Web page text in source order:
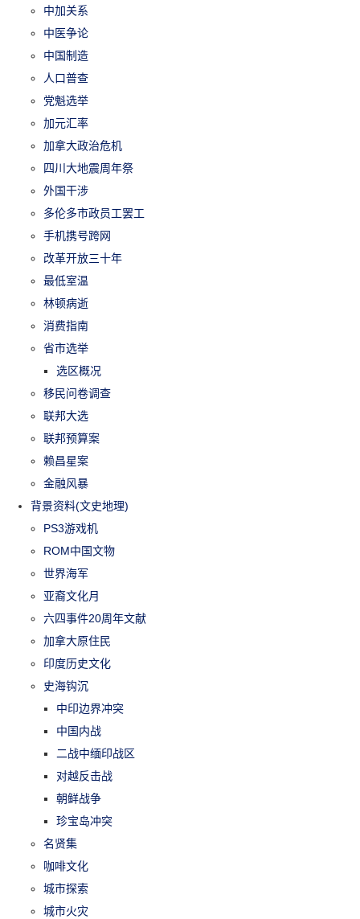
中加关系
中医争论
中国制造
人口普查
党魁选举
加元汇率
加拿大政治危机
四川大地震周年祭
外国干涉
多伦多市政员工罢工
手机携号跨网
改革开放三十年
最低室温
林顿病逝
消费指南
省市选举
选区概况
移民问卷调查
联邦大选
联邦预算案
赖昌星案
金融风暴
背景资料(文史地理)
PS3游戏机
ROM中国文物
世界海军
亚裔文化月
六四事件20周年文献
加拿大原住民
印度历史文化
史海钩沉
中印边界冲突
中国内战
二战中缅印战区
对越反击战
朝鲜战争
珍宝岛冲突
名贤集
咖啡文化
城市探索
城市火灾